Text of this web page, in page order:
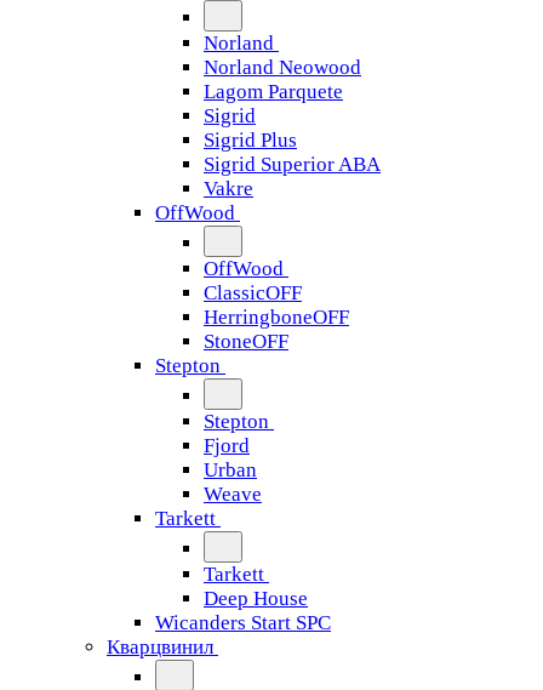
Norland
Norland Neowood
Lagom Parquete
Sigrid
Sigrid Plus
Sigrid Superior ABA
Vakre
OffWood
OffWood
ClassicOFF
HerringboneOFF
StoneOFF
Stepton
Stepton
Fjord
Urban
Weave
Tarkett
Tarkett
Deep House
Wicanders Start SPC
Кварцвинил